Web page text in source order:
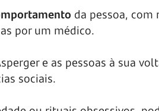
da pessoa, com
por um médico.
e as pessoas à sua
sociais.